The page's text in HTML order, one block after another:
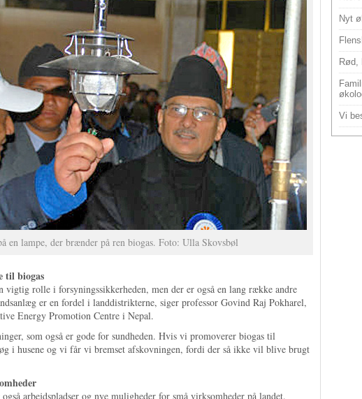
en lampe, der brænder på ren biogas. Foto: Ulla Skovsbøl
til biogas
vigtig rolle i forsyningssikkerheden, men der er også en lang række andre
er en fordel i landdistrikterne, siger professor Govind Raj Pokharel,
Energy Promotion Centre i Nepal.
som også er gode for sundheden. Hvis vi promoverer biogas til
i husene og vi får vi bremset afskovningen, fordi der så ikke vil blive brugt
arbejdspladser og nye muligheder for små virksomheder på landet.
Nyt
Rød,
Vi